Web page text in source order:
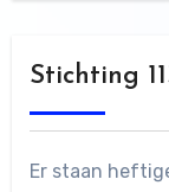
Stichting
Er staan